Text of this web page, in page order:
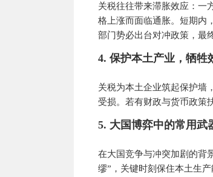
关税往往带来滞胀效应：一
格上涨而面临通胀。短期内
部门势必出台对冲政策，最
4. 保护本土产业，牺牲
关税为本土企业筑起保护墙
受损。若有财政与货币政策
5. 大国博弈中的常用武
在大国竞争与冲突加剧的背
缪”，关键时刻保住本土生产